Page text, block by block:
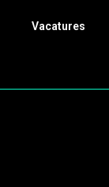
Vacatures